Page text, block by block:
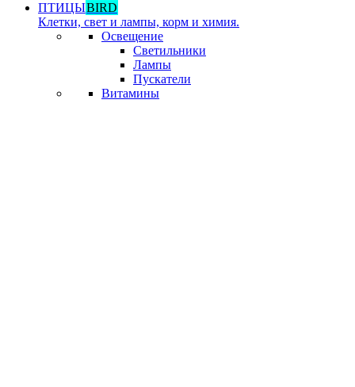
ПТИЦЫBIRD
Клетки, свет и лампы, корм и химия.
Освещение
Светильники
Лампы
Пускатели
Витамины